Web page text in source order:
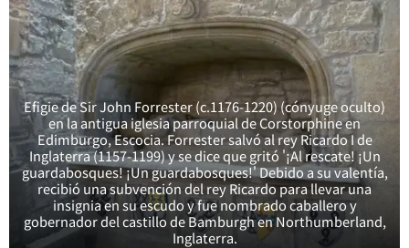
Efigie de Sir John Forrester (c.1176-1220) (cónyuge oculto)
en la antigua iglesia parroquial de Corstorphine en
Edimburgo, Escocia. Forrester salvó al rey Ricardo I de
Inglaterra (1157-1199) y se dice que gritó '¡Al rescate! ¡Un
guardabosques! ¡Un guardabosques!' Debido a su valentía,
recibió una subvención del rey Ricardo para llevar una
insignia en su escudo y fue nombrado caballero y
gobernador del castillo de Bamburgh en Northumberland,
Inglaterra.